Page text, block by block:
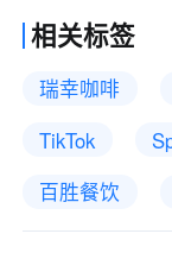
相关标签
瑞幸咖啡
TikTok
百胜餐饮